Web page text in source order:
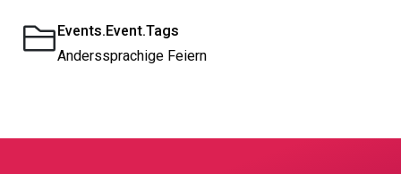
Events.Event.Tags
Anderssprachige Feiern